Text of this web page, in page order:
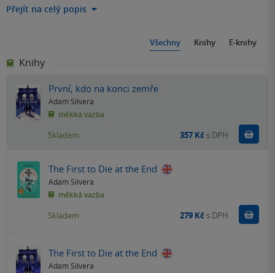
Přejít na celý popis
Všechny Knihy E-knihy
Knihy
První, kdo na konci zemře
Adam Silvera
měkká vazba
Skladem 357 Kč s DPH
The First to Die at the End
Adam Silvera
měkká vazba
Skladem 279 Kč s DPH
The First to Die at the End
Adam Silvera